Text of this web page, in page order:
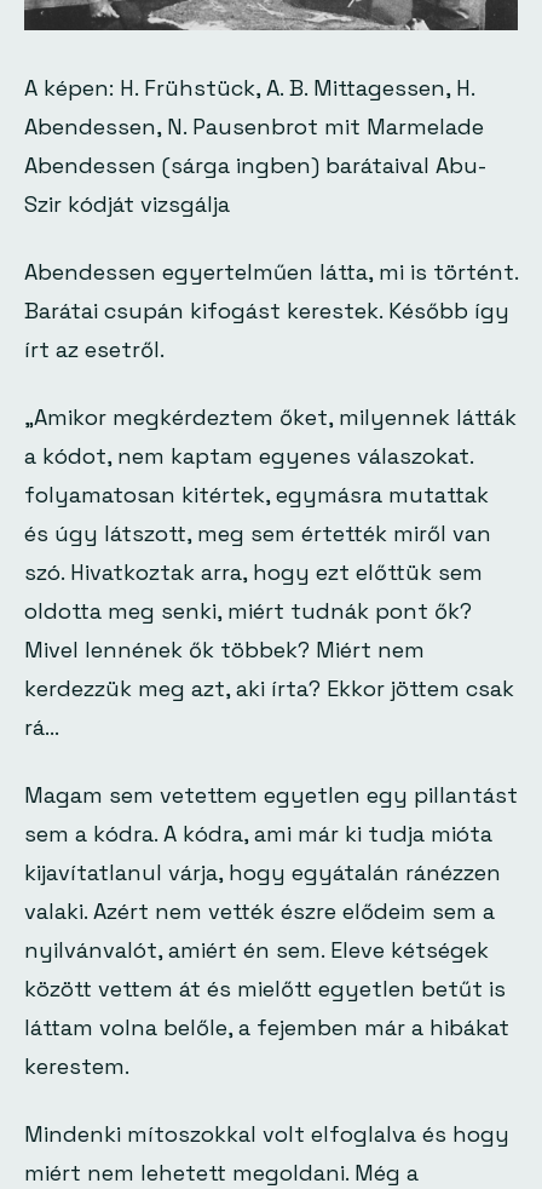
A képen: H. Frühstück, A. B. Mittagessen, H.
Abendessen, N. Pausenbrot mit Marmelade
Abendessen (sárga ingben) barátaival Abu-
Szir kódját vizsgálja
Abendessen egyertelműen látta, mi is történt.
Barátai csupán kifogást kerestek. Később így
írt az esetről.
„Amikor megkérdeztem őket, milyennek látták
a kódot, nem kaptam egyenes válaszokat.
folyamatosan kitértek, egymásra mutattak
és úgy látszott, meg sem értették miről van
szó. Hivatkoztak arra, hogy ezt előttük sem
oldotta meg senki, miért tudnák pont ők?
Mivel lennének ők többek? Miért nem
kerdezzük meg azt, aki írta? Ekkor jöttem csak
rá…
Magam sem vetettem egyetlen egy pillantást
sem a kódra. A kódra, ami már ki tudja mióta
kijavítatlanul várja, hogy egyátalán ránézzen
valaki. Azért nem vették észre elődeim sem a
nyilvánvalót, amiért én sem. Eleve kétségek
között vettem át és mielőtt egyetlen betűt is
láttam volna belőle, a fejemben már a hibákat
kerestem.
Mindenki mítoszokkal volt elfoglalva és hogy
miért nem lehetett megoldani. Még a